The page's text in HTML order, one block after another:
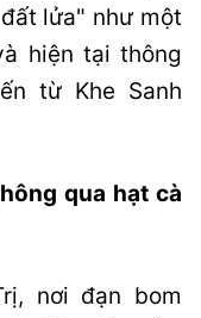
lửa" như một
hiện tại thông
từ Khe Sanh
qua hạt cà
nơi đạn bom